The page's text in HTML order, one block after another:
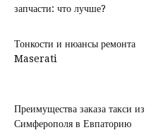
запчасти: что лучше?
Тонкости и нюансы ремонта
Maserati
Преимущества заказа такси из
Симферополя в Евпаторию